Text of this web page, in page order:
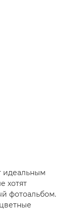
идеальным
хотят
фотоальбом.